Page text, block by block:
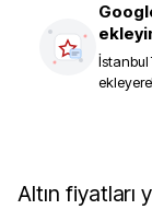
İstanbul
Altın